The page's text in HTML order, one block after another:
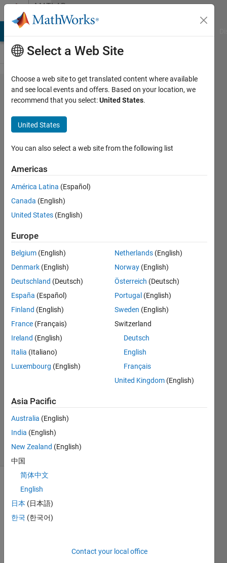
Skip to contentMATLAB
Answers
特徴診
断デザ
イナー
で​特徴
量を抽
出した
ので​す
が，変
数名が
特徴を
表して
いるの
か​わか
りませ
ん．
Tadafumi
Sugi
15 Feb
Accepted
Updated
19 Feb 2024
(30 days)
Select a Web Site
Choose a web site to get translated content where available
and see local events and offers. Based on your location, we
recommend that you select:United States.
United States
You can also select a web site from the following list
Americas
América Latina (Español)
Canada (English)
United States (English)
Europe
Belgium (English)
Denmark (English)
Deutschland (Deutsch)
España (Español)
Finland (English)
France (Français)
Ireland (English)
Italia (Italiano)
Luxembourg (English)
Netherlands (English)
Norway (English)
Österreich (Deutsch)
Portugal (English)
Sweden (English)
Switzerland
Deutsch
English
Français
United Kingdom (English)
Asia Pacific
Australia (English)
India (English)
New Zealand (English)
中国
简体中文
English
日本 (日本語)
한국 (한국어)
Contact your local office